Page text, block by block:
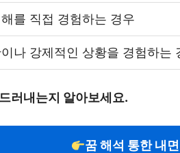
를 직접 경험하는 경우
나 강제적인 상황을 경험하는
러내는지 알아보세요.
꿈 해석 통한 내